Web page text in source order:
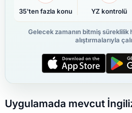
35'ten fazla konu YZ kontrolü
Gelecek zamanın bitmiş
alıştırmalarıyla
Uygulamada mevcut